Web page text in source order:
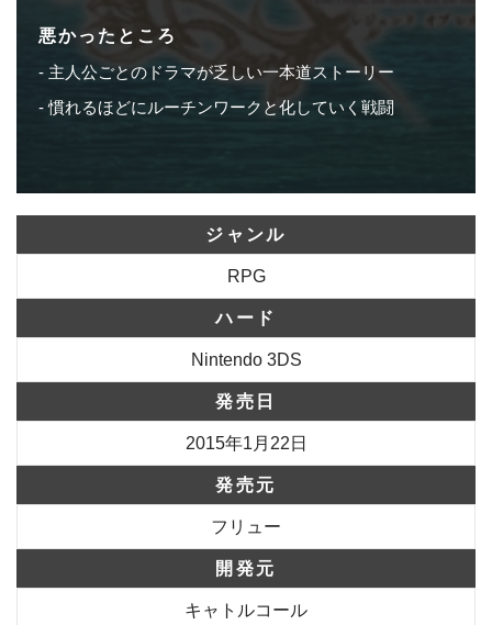
悪かったところ
主人公ごとのドラマが乏しい一本道ストーリー
慣れるほどにルーチンワークと化していく戦闘
ジャンル
RPG
ハード
Nintendo 3DS
発売日
2015年1月22日
発売元
フリュー
開発元
キャトルコール